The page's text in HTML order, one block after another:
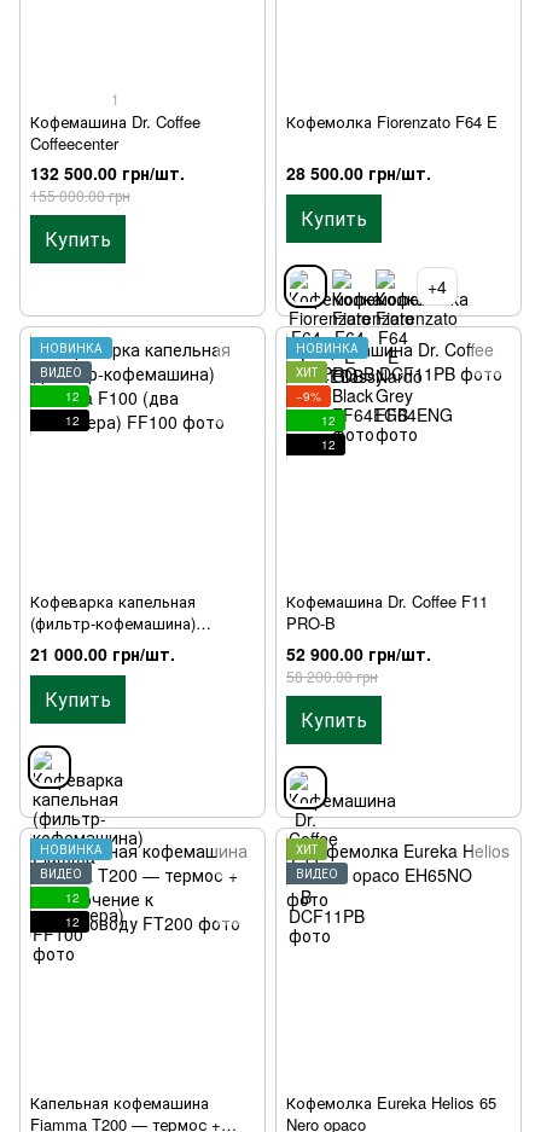
1
Кофемашина Dr. Coffee
Coffeecenter
132 500.00 грн/шт.
155 000.00 грн
Купить
Кофемолка Fiorenzato F64 E
28 500.00 грн/шт.
Купить
+4
НОВИНКА
ВИДЕО
12
12
Кофеварка капельная
(фильтр-кофемашина)
Fiamma F100 (два декантера)
21 000.00 грн/шт.
Купить
НОВИНКА
ХИТ
−9%
12
12
Кофемашина Dr. Coffee F11
PRO-B
52 900.00 грн/шт.
58 200.00 грн
Купить
НОВИНКА
ВИДЕО
12
12
Капельная кофемашина
Fiamma T200 — термос +
ХИТ
ВИДЕО
Кофемолка Eureka Helios 65
Nero opaco